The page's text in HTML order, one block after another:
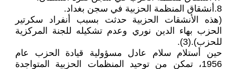
8.أنشقاق المنظمة الحزبية في سجن بغداد.
(هذه الأنشقات الحزبية حدثت بسبب أنفراد سكرتير
الحزب بهاء الدين نوري وعدم تشكيله للجنة المركزية
للحزب).(3).
حين أستلام سلام عادل مسؤولية قيادة الحزب عام
1956، تمكن من توحيد المنظمات الحزبية المتواجدة